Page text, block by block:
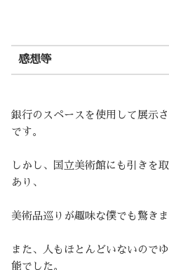
感想等
銀行のスペースを使用して展示
です。
しかし、国立美術館にも引きを
あり、
美術品巡りが趣味な僕でも驚きま
また、人もほとんどいないので
能でした。